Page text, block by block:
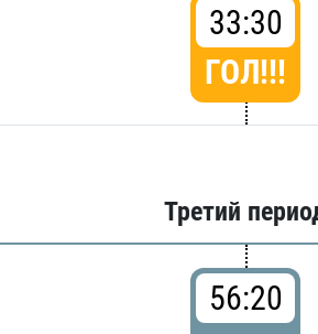
33:30
ГОЛ!!!
Третий
56:20